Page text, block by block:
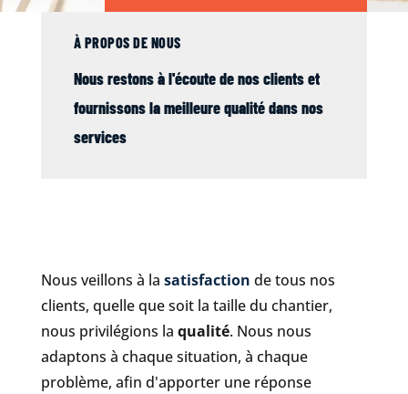
À PROPOS DE NOUS
Nous restons à l'écoute de nos clients et
fournissons la meilleure qualité dans nos
services
Nous veillons à la satisfaction de tous nos
clients, quelle que soit la taille du chantier,
nous privilégions la qualité. Nous nous
adaptons à chaque situation, à chaque
problème, afin d'apporter une réponse